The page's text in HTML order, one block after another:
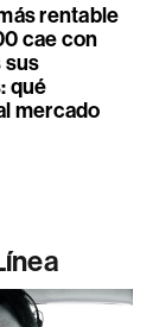
rentable
cae con
sus
qué
mercado